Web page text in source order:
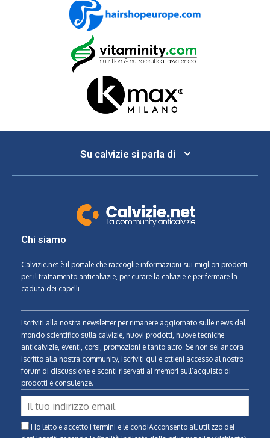
Su calvizie si parla di
Chi siamo
Calvizie.net è il portale che raccoglie informazioni sui migliori prodotti
per il trattamento anticalvizie, per curare la calvizie e per fermare la
caduta dei capelli
Iscriviti alla nostra newsletter per rimanere aggiornato sulle news dal
mondo scientifico sulla calvizie, nuovi prodotti, nuove tecniche
anticalvizie, eventi, corsi, promozioni e tanto altro. Se non sei ancora
iscritto alla nostra community, iscriviti qui e ottieni accesso al nostro
forum di discussione e sconti riservati ai membri sull’acquisto di
prodotti e consulenze.
Ho letto e accetto i termini e le condiAcconsento all'utilizzo dei